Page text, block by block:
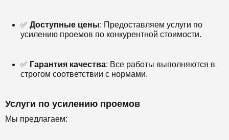
✅ Доступные цены: Предоставляем услуги по
усилению проемов по конкурентной стоимости.
✅ Гарантия качества: Все работы выполняются в
строгом соответствии с нормами.
Услуги по усилению проемов
Мы предлагаем: